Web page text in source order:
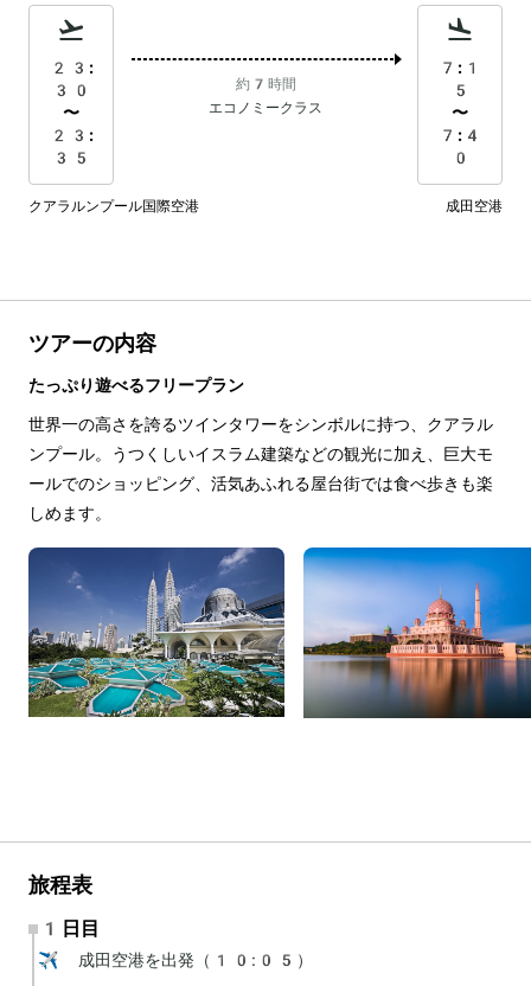
23:
30
〜
23:
35
約7時間
エコノミークラス
7:1
5
〜
7:4
0
クアラルンプール国際空港 成田空港
ツアーの内容
たっぷり遊べるフリープラン
世界一の高さを誇るツインタワーをシンボルに持つ、クアラル
ンプール。うつくしいイスラム建築などの観光に加え、巨大モ
ールでのショッピング、活気あふれる屋台街では食べ歩きも楽
しめます。
旅程表
1日目
✈️ 成田空港を出発（10:05）